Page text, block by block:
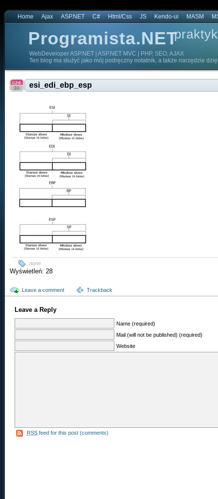
Home Ajax ASP.NET C# Html/Css JS Kendo-ui MASM
Programista.NETpraktyk
WebDeveloper ASP.NET | ASP.NET MVC | PHP, SEO, AJAX
Ten blog ma służyć jako mój podręczny notatnik, a także narzędzie
esi_edi_ebp_esp
cze
30
none
Wyświetleń: 28
Leave a comment Trackback
Leave a Reply
Name (required)
Mail (will not be published) (required)
Website
RSS feed for this post (comments)